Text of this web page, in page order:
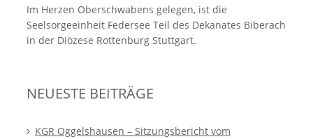
Im Herzen Oberschwabens gelegen, ist die
Seelsorgeeinheit Federsee Teil des Dekanates Biberach
in der Diözese Rottenburg Stuttgart.
NEUESTE BEITRÄGE
KGR Oggelshausen – Sitzungsbericht vom